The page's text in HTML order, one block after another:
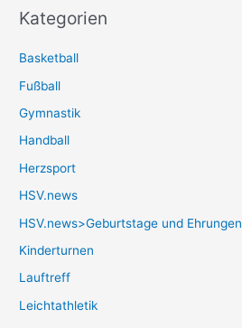
Kategorien
Basketball
Fußball
Gymnastik
Handball
Herzsport
HSV.news
HSV.news>Geburtstage und Ehrungen
Kinderturnen
Lauftreff
Leichtathletik